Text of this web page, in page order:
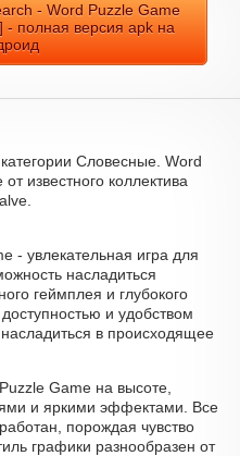
- Word Puzzle Game
полная версия apk на
Словесные. Word
известного коллектива
- увлекательная игра для
насладиться
геймплея и глубокого
и удобством
в происходящее
Game на высоте,
и яркими эффектами. Все
порождая чувство
графики разнообразен от